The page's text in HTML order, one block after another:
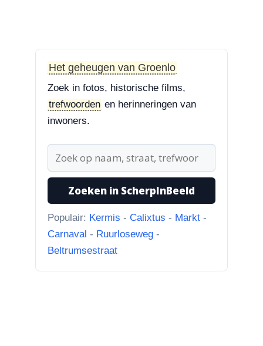
“Nog een tip. Deze buurman
ging van “Binnen de Grachte
“naar...”
1-8-2026
Koningssteeg met parkeerterrein
Achteruitgangen van: voor de
toren Br...”
31-7-2026
Watermolen
“Ik dacht al, wat doet Facebook
hier nou bij? Scherpinbeeld i...”
Het geheugen van Groenlo
Zoek in fotos, historische films,
trefwoorden en herinneringen van
inwoners.
Zoeken in ScherpInBeeld
Populair: Kermis - Calixtus - Markt -
Carnaval - Ruurloseweg -
Beltrumsestraat